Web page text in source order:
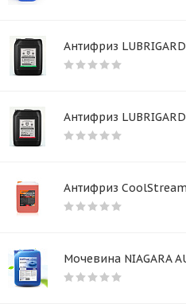
Антифриз
Антифриз
Антифриз
Мочевина NIAGARA